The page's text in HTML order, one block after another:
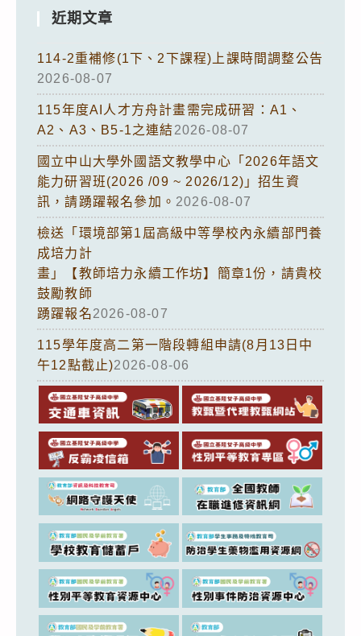
近期文章
114-2重補修(1下、2下課程)上課時間調整公告
2026-08-07
115年度AI人才方舟計畫需完成研習：A1、
A2、A3、B5-1之連結2026-08-07
國立中山大學外國語文教學中心「2026年語文
能力研習班(2026 /09 ~ 2026/12)」招生資
訊，請踴躍報名參加。 2026-08-07
檢送「環境部第1屆高級中等學校內永續部門養
成培力計
畫」【教師培力永續工作坊】簡章1份，請貴校
鼓勵教師
踴躍報名2026-08-07
115學年度高二第一階段轉組申請(8月13日中
午12點截止)2026-08-06